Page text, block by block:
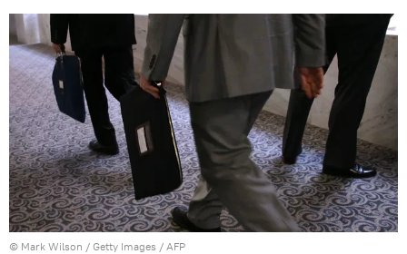
© Mark Wilson / Getty Images / AFP